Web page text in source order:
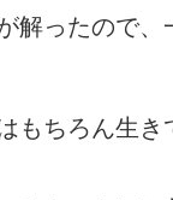
解ったので
もちろん生